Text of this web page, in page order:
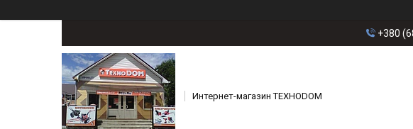
+380
Интернет-магазин ТЕХНОDOM